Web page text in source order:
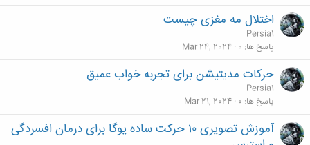
اختلال مه مغزی چیست
Persia1
پاسخ ها 0
Mar 24, 2024
حرکات مدیتیشن برای تجربه خواب عمیق
Persia1
پاسخ ها 0
Mar 21, 2024
آموزش تصویری ۱۰ حرکت ساده یوگا برای درمان افسردگی